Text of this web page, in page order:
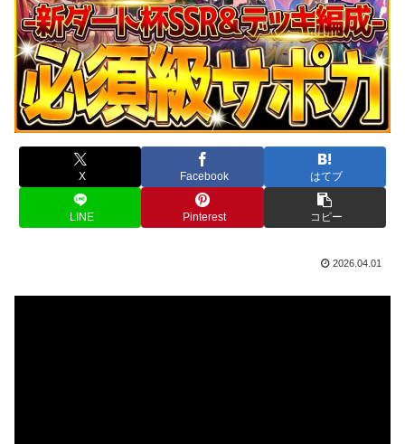
X Facebook はてブ
LINE Pinterest コピー
2026.04.01